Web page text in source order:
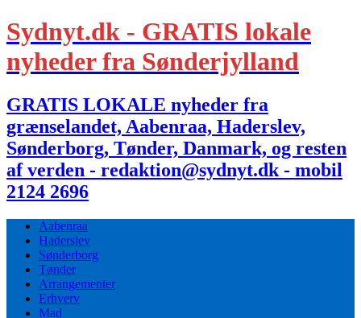
Sydnyt.dk - GRATIS lokale
nyheder fra Sønderjylland
GRATIS LOKALE nyheder fra
grænselandet, Aabenraa, Haderslev,
Sønderborg, Tønder, Danmark, og resten
af verden - redaktion@sydnyt.dk - mobil
2124 2696
Aabenraa
Haderslev
Sønderborg
Tønder
Arrangementer
Erhverv
Mad